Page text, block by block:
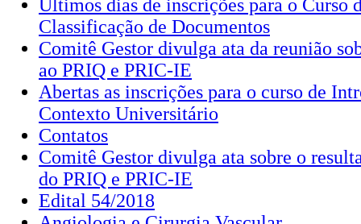
Últimos dias de inscrições para o Curso
Classificação de Documentos
Comitê Gestor divulga ata da reunião
ao PRIQ e PRIC-IE
Abertas as inscrições para o curso de
Contexto Universitário
Contatos
Comitê Gestor divulga ata sobre o
do PRIQ e PRIC-IE
Edital 54/2018